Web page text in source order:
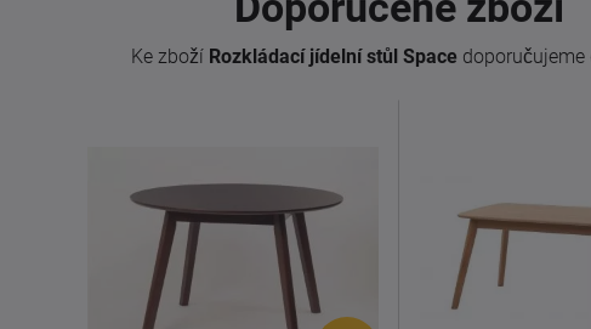
Ke zboží Rozkládací jídelní stůl Space doporučujeme